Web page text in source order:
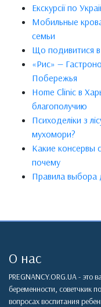
Екскурсії по
Мобильные
семьи
Що подивитися в
«Рис» —
Побережья
Home Clinic в
благополучию
Психоделіки з
мухомори?
Какие консервы
почему
Правила выбора
О нас
PREGNANCY.ORG.UA -
беременности, советчкик
вопросах воспитания